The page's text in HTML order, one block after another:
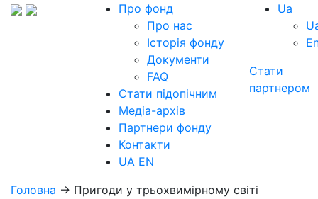
Про фонд
Про нас
Історія фонду
Документи
FAQ
Стати підопічним
Медіа-архів
Партнери фонду
Контакти
UA EN
Ua
Стати
партнером
Головна → Пригоди у трьохвимірному світі